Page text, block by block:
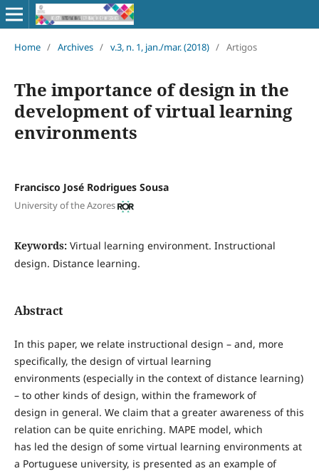
Home / Archives / v.3, n. 1, jan./mar. (2018) / Artigos
The importance of design in the
development of virtual learning
environments
Francisco José Rodrigues Sousa
University of the Azores
Keywords: Virtual learning environment. Instructional
design. Distance learning.
Abstract
In this paper, we relate instructional design – and, more
specifically, the design of virtual learning
environments (especially in the context of distance learning)
– to other kinds of design, within the framework of
design in general. We claim that a greater awareness of this
relation can be quite enriching. MAPE model, which
has led the design of some virtual learning environments at
a Portuguese university, is presented as an example of